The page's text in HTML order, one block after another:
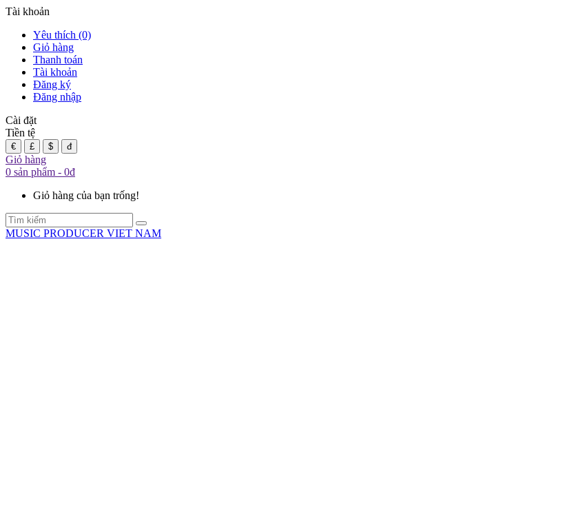
Tài khoản
Yêu thích (0)
Giỏ hàng
Thanh toán
Tài khoản
Đăng ký
Đăng nhập
Cài đặt
Tiền tệ
€ £ $ đ
Giỏ hàng
0 sản phẩm - 0đ
Giỏ hàng của bạn trống!
MUSIC PRODUCER VIET NAM